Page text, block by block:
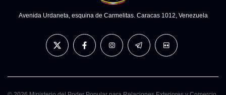
Avenida Urdaneta, esquina de Carmelitas. Caracas 1012, Venezuela